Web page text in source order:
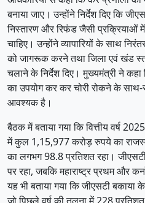
बनाया जाए। उन्होंने निर्देश दिए कि
निस्तारण और रिफंड जैसी प्रक्रियाओं में
चाहिए। उन्होंने व्यापारियों के साथ
को जागरूक करने तथा जिला एवं खंड
चलाने के निर्देश दिए। मुख्यमंत्री ने
का उपयोग कर कर चोरी रोकने के साथ-
आवश्यक है।
बैठक में बताया गया कि वित्तीय वर्ष
में कुल 1,15,977 करोड़ रुपये का राजस्व
का लगभग 98.8 प्रतिशत रहा।
पर रहा, जबकि महाराष्ट्र प्रथम और
यह भी बताया गया कि जीएसटी